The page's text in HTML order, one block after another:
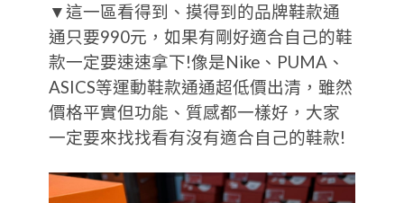
▼這一區看得到、摸得到的品牌鞋款通
通只要990元，如果有剛好適合自己的鞋
款一定要速速拿下!像是Nike、PUMA、
ASICS等運動鞋款通通超低價出清，雖然
價格平實但功能、質感都一樣好，大家
一定要來找找看有沒有適合自己的鞋款!